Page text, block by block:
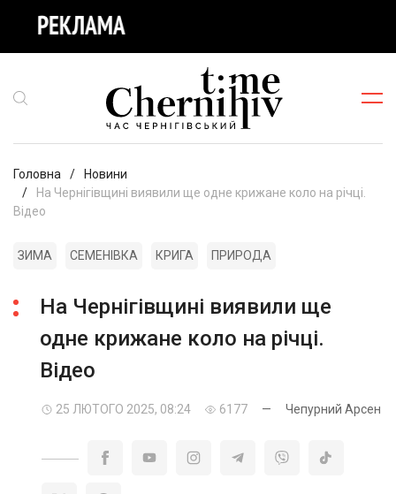
Головна
Новини
На Чернігівщині виявили ще одне крижане коло на річці.
Відео
ЗИМА СЕМЕНІВКА КРИГА ПРИРОДА
На Чернігівщині виявили ще
одне крижане коло на річці.
Відео
25 ЛЮТОГО 2025, 08:24 6177 — Чепурний Арсен